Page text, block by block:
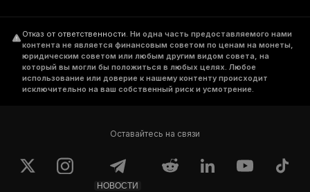
Отказ от ответственности. Ни одна часть предоставляемого нами
контента не является финансовым советом по ценам на монеты,
юридическим советом или любым другим видом совета, на
который вы могли бы положиться в любых целях. Любое
использование или доверие к нашему контенту происходит
исключительно на ваш собственный риск и усмотрение.
Оставайтесь на связи
НОВОСТИ